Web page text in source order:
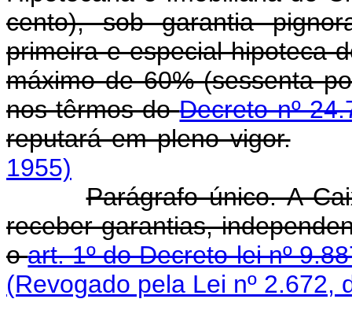
cento), sob garantia
primeira e especial hipoteca
máximo de 60% (sessenta
nos têrmos doDecreto nº
reputará em pleno vigor.
1955)
Parágrafo único. A
receber garantias,
oart. 1º do Decreto-lei nº
(Revogado pela Lei nº 2.672,